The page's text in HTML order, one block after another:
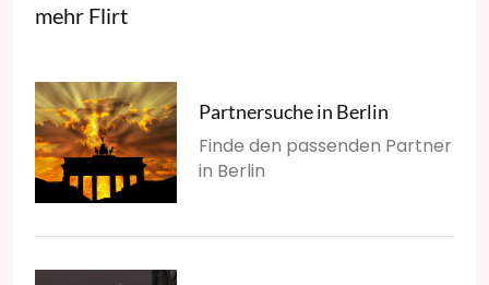
mehr Flirt
Partnersuche in Berlin
Finde den passenden Partner
in Berlin